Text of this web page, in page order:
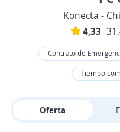
Konecta -
4,33
Contrato de
Tiempo
Oferta